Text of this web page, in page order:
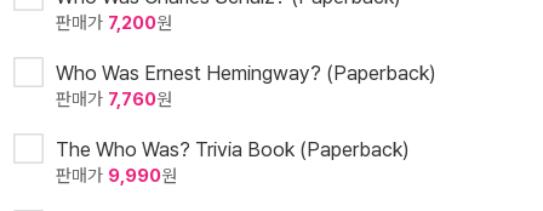
판매가 7,200원
Who Was Ernest Hemingway? (Paperback)
판매가 7,760원
The Who Was? Trivia Book (Paperback)
판매가 9,990원